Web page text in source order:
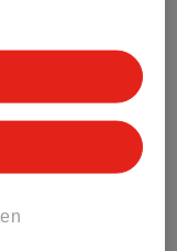
bezorgen in de
Dit betekent dat je